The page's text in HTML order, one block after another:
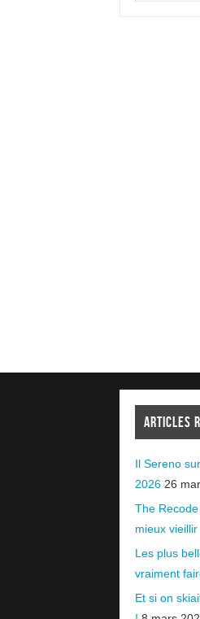
ARTICLES
Il Sereno
2026 26
The
mieux vieillir
Les plus
vraiment
Et si on